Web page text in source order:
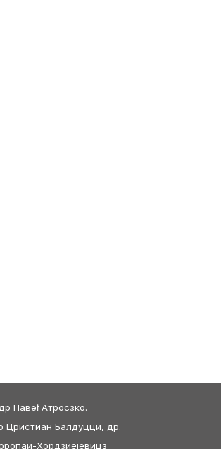
Павеł Атросзко.
Цристиан Балдуцци, др.
Хордзиејевицз